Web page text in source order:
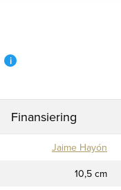
i
Finansiering
Jaime Hayón
10,5 cm